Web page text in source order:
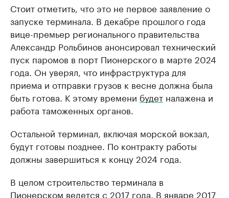
Стоит отметить, что это не первое заявление о
запуске терминала. В декабре прошлого года
вице-премьер регионального правительства
Александр Рольбинов анонсировал технический
пуск паромов в порт Пионерского в марте 2024
года. Он уверял, что инфраструктура для
приема и отправки грузов к весне должна была
быть готова. К этому времени будет налажена и
работа таможенных органов.
Остальной терминал, включая морской вокзал,
будут готовы позднее. По контракту работы
должны завершиться к концу 2024 года.
В целом строительство терминала в
Пионерском ведется с 2017 года. В январе 2017